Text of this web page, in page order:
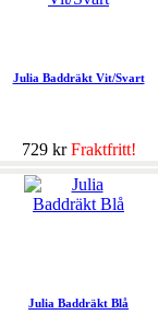
Julia Baddräkt Vit/Svart
729 krFraktfritt!
Julia Baddräkt Blå